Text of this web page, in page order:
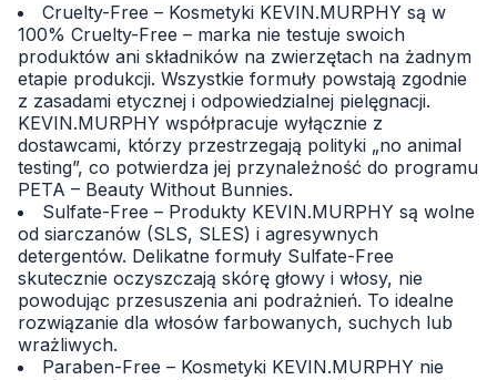
Cruelty-Free – Kosmetyki KEVIN.MURPHY są w
100% Cruelty-Free – marka nie testuje swoich
produktów ani składników na zwierzętach na żadnym
etapie produkcji. Wszystkie formuły powstają zgodnie
z zasadami etycznej i odpowiedzialnej pielęgnacji.
KEVIN.MURPHY współpracuje wyłącznie z
dostawcami, którzy przestrzegają polityki „no animal
testing”, co potwierdza jej przynależność do programu
PETA – Beauty Without Bunnies.
Sulfate-Free – Produkty KEVIN.MURPHY są wolne
od siarczanów (SLS, SLES) i agresywnych
detergentów. Delikatne formuły Sulfate-Free
skutecznie oczyszczają skórę głowy i włosy, nie
powodując przesuszenia ani podrażnień. To idealne
rozwiązanie dla włosów farbowanych, suchych lub
wrażliwych.
Paraben-Free – Kosmetyki KEVIN.MURPHY nie